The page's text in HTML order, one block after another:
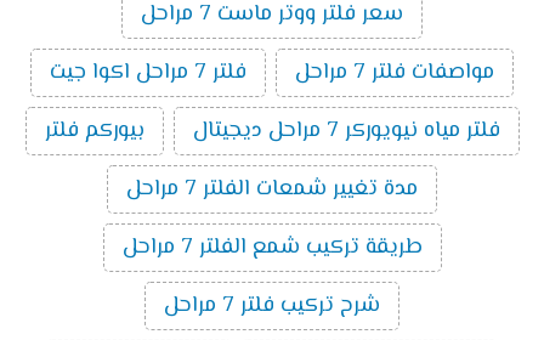
سعر فلتر ووتر ماست 7 مراحل
مواصفات فلتر 7 مراحل
فلتر 7 مراحل اكوا جيت
فلتر مياه نيويوركر 7 مراحل ديجيتال
بيوركم فلتر
مدة تغيير شمعات الفلتر 7 مراحل
طريقة تركيب شمع الفلتر 7 مراحل
شرح تركيب فلتر 7 مراحل